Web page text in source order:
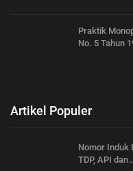
Praktik
No. 5 Tahun
Artikel Populer
Nomor Induk
TDP, API dan…